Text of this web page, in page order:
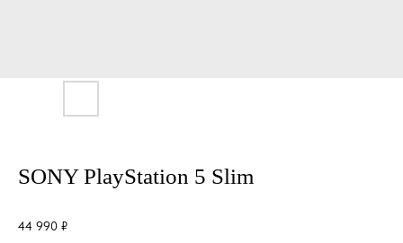
SONY PlayStation 5 Slim
44 990 ₽